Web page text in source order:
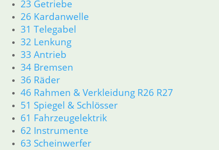
23 Getriebe
26 Kardanwelle
31 Telegabel
32 Lenkung
33 Antrieb
34 Bremsen
36 Räder
46 Rahmen & Verkleidung R26 R27
51 Spiegel & Schlösser
61 Fahrzeugelektrik
62 Instrumente
63 Scheinwerfer
31 Telegabel
32 Lenkung
33 Antrieb
34 Bremsen
36 Räder
46 Rahmen & Verkleidung R26 R27
51 Spiegel & Schlösser
61 Fahrzeugelektrik
62 Instrumente
63 Scheinwerfer